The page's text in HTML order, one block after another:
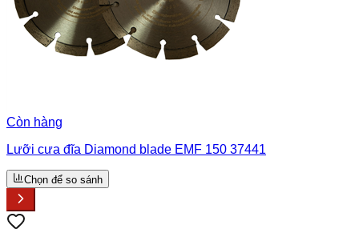
Còn hàng
Lưỡi cưa đĩa Diamond blade EMF 150 37441
Chọn để so sánh